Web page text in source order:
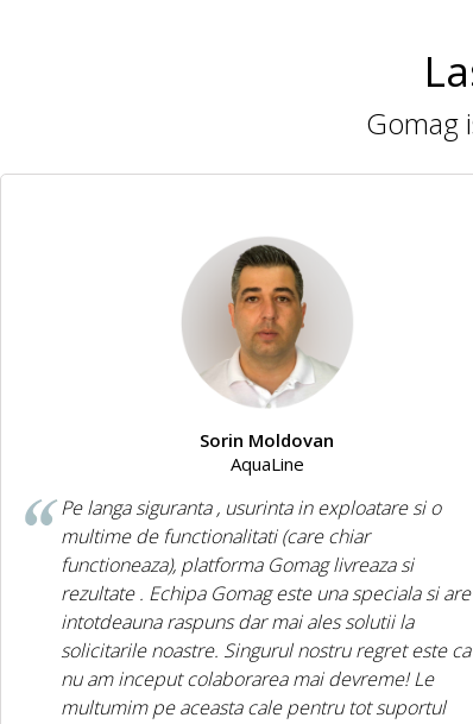
Gomag
Sorin Moldovan
AquaLine
Pe langa siguranta , usurinta in exploatare si o
multime de functionalitati (care chiar
functioneaza), platforma Gomag livreaza si
rezultate . Echipa Gomag este una speciala si are
intotdeauna raspuns dar mai ales solutii la
solicitarile noastre. Singurul nostru regret este ca
nu am inceput colaborarea mai devreme! Le
multumim pe aceasta cale pentru tot suportul